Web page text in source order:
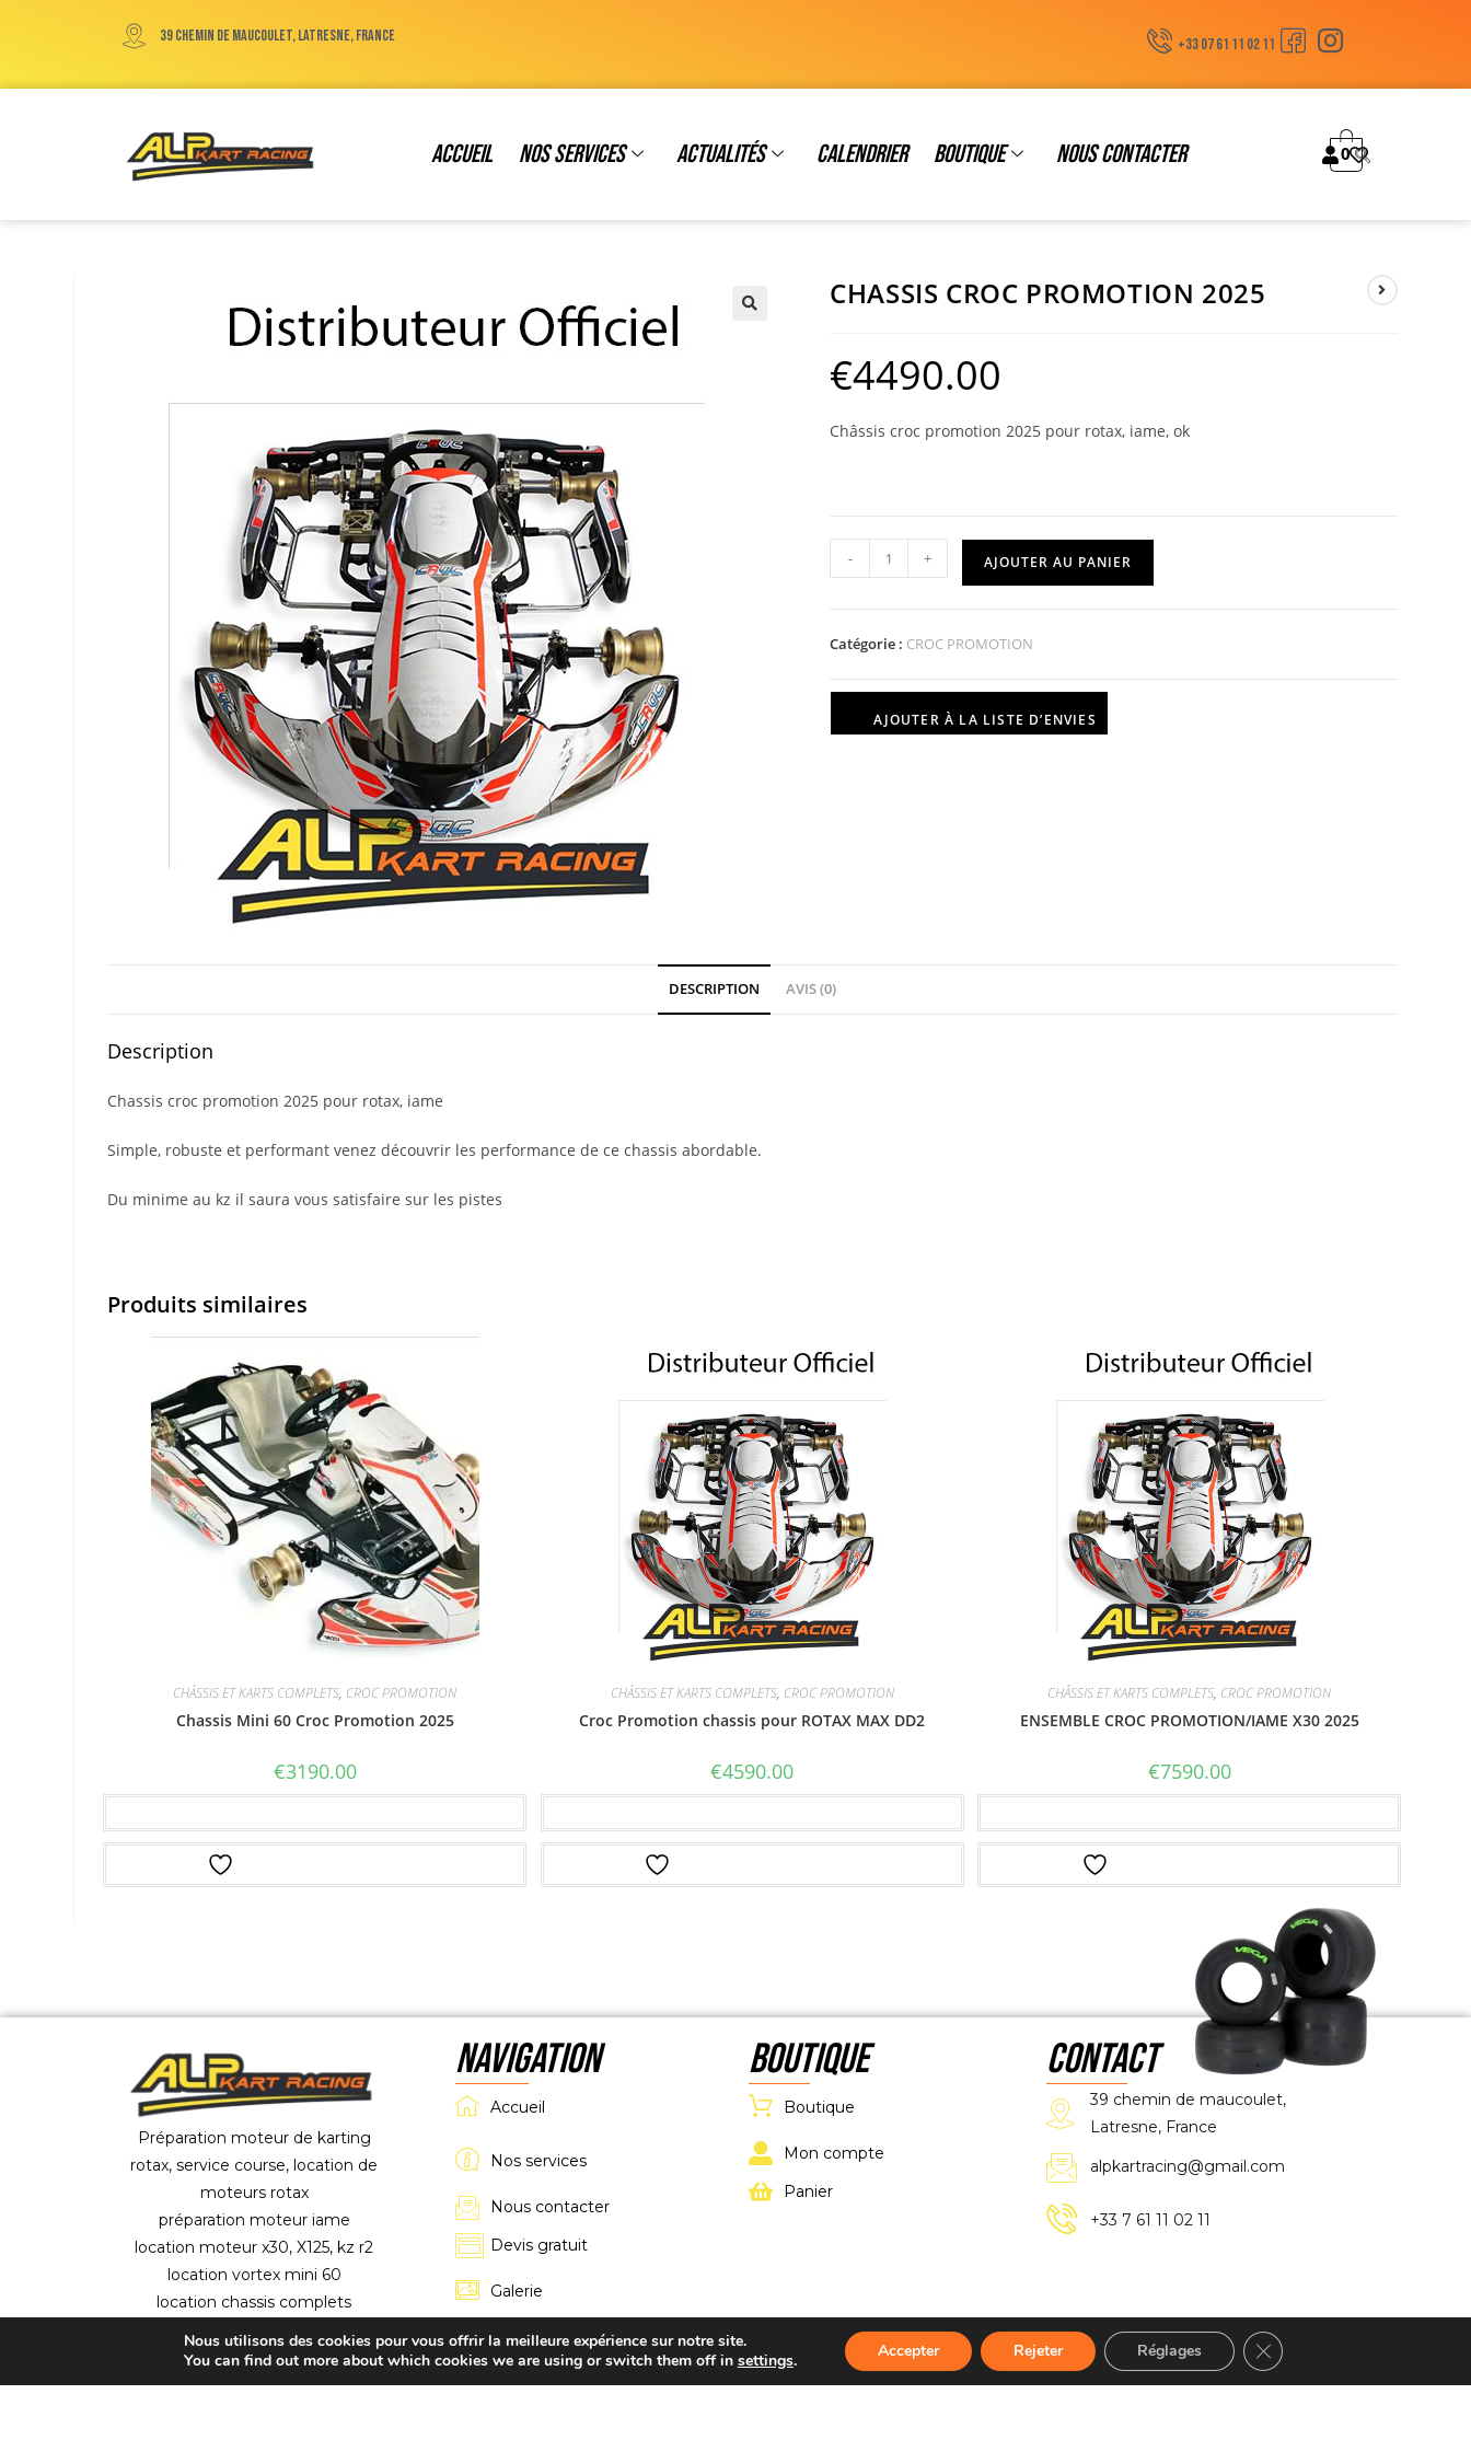
39 chemin de maucoulet, Latresne, France +33 07 61 11 02 11
Accueil Nos services Actualités Calendrier Boutique Nous contacter 0
CHASSIS CROC PROMOTION 2025
€4490.00
Châssis croc promotion 2025 pour rotax, iame, ok
- + AJOUTER AU PANIER
Catégorie : CROC PROMOTION
AJOUTER À LA LISTE D’ENVIES
DESCRIPTION AVIS (0)
Description
Chassis croc promotion 2025 pour rotax, iame
Simple, robuste et performant venez découvrir les performance de ce chassis abordable.
Du minime au kz il saura vous satisfaire sur les pistes
Produits similaires
CHÂSSIS ET KARTS COMPLETS, CROC PROMOTION
Chassis Mini 60 Croc Promotion 2025
€3190.00
CHÂSSIS ET KARTS COMPLETS, CROC PROMOTION
Croc Promotion chassis pour ROTAX MAX DD2
€4590.00
CHÂSSIS ET KARTS COMPLETS, CROC PROMOTION
ENSEMBLE CROC PROMOTION/IAME X30 2025
€7590.00
Préparation moteur de karting
rotax, service course, location de
moteurs rotax
préparation moteur iame
location moteur x30, X125, kz r2
location vortex mini 60
location chassis complets
NAVIGATION
Accueil
Nos services
Nous contacter
Devis gratuit
Galerie
Video
Boutique
Boutique
Mon compte
Panier
CONTACT
39 chemin de maucoulet,
Latresne, France
alpkartracing@gmail.com
+33 7 61 11 02 11
Nous utilisons des cookies pour vous offrir la meilleure expérience sur notre site.
You can find out more about which cookies we are using or switch them off in settings. Accepter Rejeter Réglages Fermer la bannière des